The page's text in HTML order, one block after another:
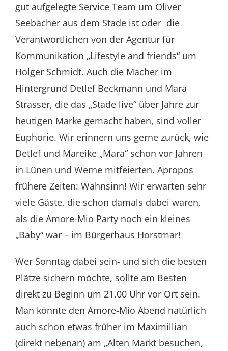
gut aufgelegte Service Team um Oliver
Seebacher aus dem Stade ist oder die
Verantwortlichen von der Agentur für
Kommunikation „Lifestyle and friends“ um
Holger Schmidt. Auch die Macher im
Hintergrund Detlef Beckmann und Mara
Strasser, die das „Stade live“ über Jahre zur
heutigen Marke gemacht haben, sind voller
Euphorie. Wir erinnern uns gerne zurück, wie
Detlef und Mareike „Mara“ schon vor Jahren
in Lünen und Werne mitfeierten. Apropos
frühere Zeiten: Wahnsinn! Wir erwarten sehr
viele Gäste, die schon damals dabei waren,
als die Amore-Mio Party noch ein kleines
„Baby“ war – im Bürgerhaus Horstmar!
Wer Sonntag dabei sein- und sich die besten
Plätze sichern möchte, sollte am Besten
direkt zu Beginn um 21.00 Uhr vor Ort sein.
Man könnte den Amore-Mio Abend natürlich
auch schon etwas früher im Maximillian
(direkt nebenan) am „Alten Markt besuchen,